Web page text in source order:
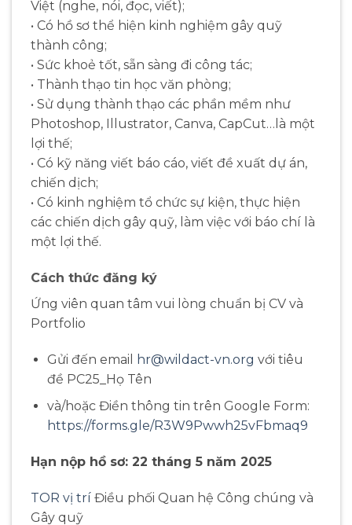
Việt (nghe, nói, đọc, viết);
• Có hồ sơ thể hiện kinh nghiệm gây quỹ
thành công;
• Sức khoẻ tốt, sẵn sàng đi công tác;
• Thành thạo tin học văn phòng;
• Sử dụng thành thạo các phần mềm như
Photoshop, Illustrator, Canva, CapCut…là một
lợi thế;
• Có kỹ năng viết báo cáo, viết đề xuất dự án,
chiến dịch;
• Có kinh nghiệm tổ chức sự kiện, thực hiện
các chiến dịch gây quỹ, làm việc với báo chí là
một lợi thế.
Cách thức đăng ký
Ứng viên quan tâm vui lòng chuẩn bị CV và
Portfolio
Gửi đến email hr@wildact-vn.org với tiêu
đề PC25_Họ Tên
và/hoặc Điền thông tin trên Google Form:
https://forms.gle/R3W9Pwwh25vFbmaq9
Hạn nộp hồ sơ: 22 tháng 5 năm 2025
TOR vị trí Điều phối Quan hệ Công chúng và
Gây quỹ